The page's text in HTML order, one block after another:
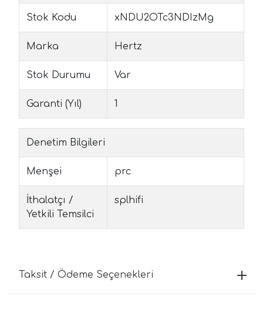
Stok Kodu xNDU2OTc3NDIzMg
Marka Hertz
Stok Durumu Var
Garanti (Yıl) 1
Denetim Bilgileri
Menşei prc
İthalatçı /
Yetkili Temsilci
splhifi
Taksit / Ödeme Seçenekleri